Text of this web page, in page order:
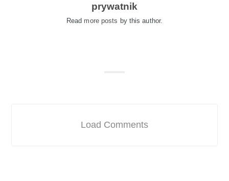
prywatnik
Read more posts by this author.
Load Comments